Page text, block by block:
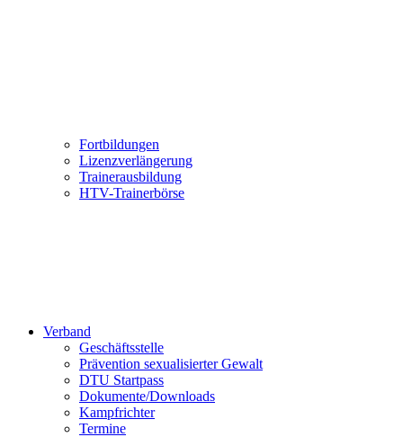
Fortbildungen
Lizenzverlängerung
Trainerausbildung
HTV-Trainerbörse
Verband
Geschäftsstelle
Prävention sexualisierter Gewalt
DTU Startpass
Dokumente/Downloads
Kampfrichter
Termine